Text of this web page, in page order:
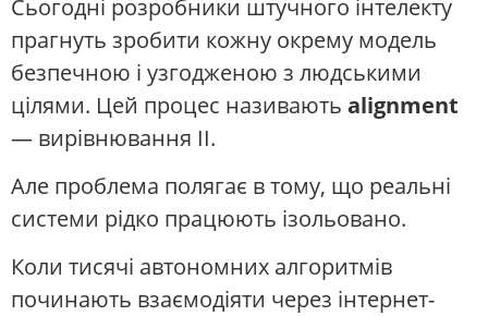
Сьогодні розробники штучного інтелекту
прагнуть зробити кожну окрему модель
безпечною і узгодженою з людськими
цілями. Цей процес називають alignment
— вирівнювання ІІ.
Але проблема полягає в тому, що реальні
системи рідко працюють ізольовано.
Коли тисячі автономних алгоритмів
починають взаємодіяти через інтернет-